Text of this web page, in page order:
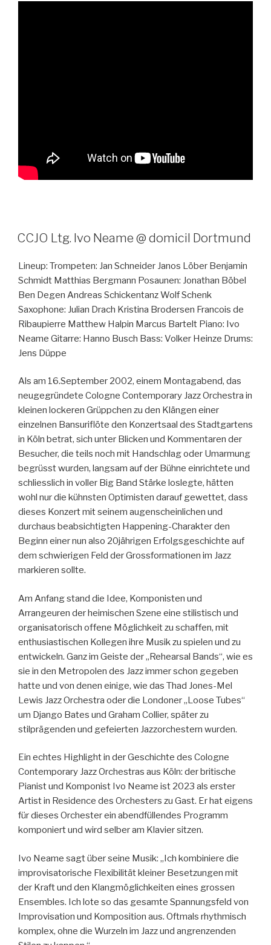
CCJO Ltg. Ivo Neame @ domicil Dortmund
Lineup: Trompeten: Jan Schneider Janos Löber Benjamin
Schmidt Matthias Bergmann Posaunen: Jonathan Böbel
Ben Degen Andreas Schickentanz Wolf Schenk
Saxophone: Julian Drach Kristina Brodersen Francois de
Ribaupierre Matthew Halpin Marcus Bartelt Piano: Ivo
Neame Gitarre: Hanno Busch Bass: Volker Heinze Drums:
Jens Düppe
Als am 16.September 2002, einem Montagabend, das
neugegründete Cologne Contemporary Jazz Orchestra in
kleinen lockeren Grüppchen zu den Klängen einer
einzelnen Bansuriflöte den Konzertsaal des Stadtgartens
in Köln betrat, sich unter Blicken und Kommentaren der
Besucher, die teils noch mit Handschlag oder Umarmung
begrüsst wurden, langsam auf der Bühne einrichtete und
schliesslich in voller Big Band Stärke loslegte, hätten
wohl nur die kühnsten Optimisten darauf gewettet, dass
dieses Konzert mit seinem augenscheinlichen und
durchaus beabsichtigten Happening-Charakter den
Beginn einer nun also 20jährigen Erfolgsgeschichte auf
dem schwierigen Feld der Grossformationen im Jazz
markieren sollte.
Am Anfang stand die Idee, Komponisten und
Arrangeuren der heimischen Szene eine stilistisch und
organisatorisch offene Möglichkeit zu schaffen, mit
enthusiastischen Kollegen ihre Musik zu spielen und zu
entwickeln. Ganz im Geiste der „Rehearsal Bands“, wie es
sie in den Metropolen des Jazz immer schon gegeben
hatte und von denen einige, wie das Thad Jones-Mel
Lewis Jazz Orchestra oder die Londoner „Loose Tubes“
um Django Bates und Graham Collier, später zu
stilprägenden und gefeierten Jazzorchestern wurden.
Ein echtes Highlight in der Geschichte des Cologne
Contemporary Jazz Orchestras aus Köln: der britische
Pianist und Komponist Ivo Neame ist 2023 als erster
Artist in Residence des Orchesters zu Gast. Er hat eigens
für dieses Orchester ein abendfüllendes Programm
komponiert und wird selber am Klavier sitzen.
Ivo Neame sagt über seine Musik: „Ich kombiniere die
improvisatorische Flexibilität kleiner Besetzungen mit
der Kraft und den Klangmöglichkeiten eines grossen
Ensembles. Ich lote so das gesamte Spannungsfeld von
Improvisation und Komposition aus. Oftmals rhythmisch
komplex, ohne die Wurzeln im Jazz und angrenzenden